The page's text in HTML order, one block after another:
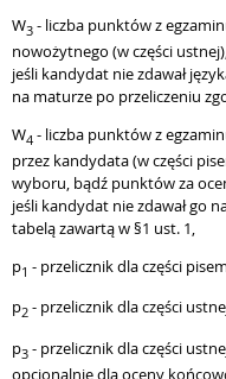
W3 - liczba punktów z
nowożytnego (w części
jeśli kandydat nie zdawał
na maturze po przeliczeniu
W4 - liczba punktów z
przez kandydata (w części
wyboru, bądź punktów za
jeśli kandydat nie zdawał go
tabelą zawartą w §1 ust. 1,
p1 - przelicznik dla części
p2 - przelicznik dla części
p3 - przelicznik dla części
opcjonalnie dla oceny